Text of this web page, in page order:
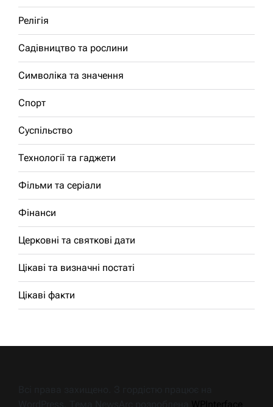
Релігія
Садівництво та рослини
Символіка та значення
Спорт
Суспільство
Технології та гаджети
Фільми та серіали
Фінанси
Церковні та святкові дати
Цікаві та визначні постаті
Цікаві факти